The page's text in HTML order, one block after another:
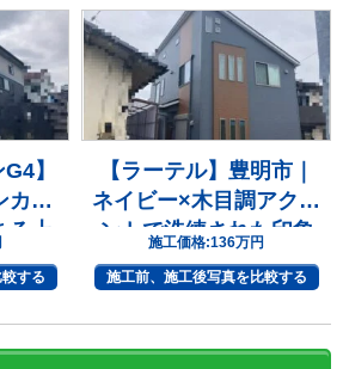
】
カラ
る上
する
【ラーテル】豊明市｜
ネイビー×木目調アクセ
ントで洗練された印象
へ
施工価格:136万円
施工前、施工後写真を比較する